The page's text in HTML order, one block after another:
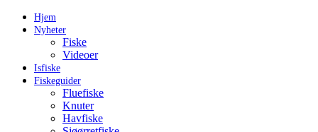
Hjem
Nyheter
Fiske
Videoer
Isfiske
Fiskeguider
Fluefiske
Knuter
Havfiske